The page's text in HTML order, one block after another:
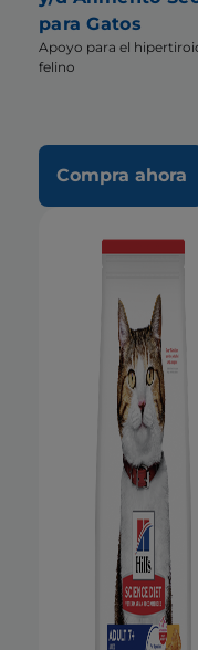
para Gatos
Apoyo para el
felino
Compra ahora